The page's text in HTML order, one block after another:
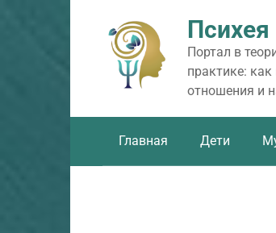
Психея
Портал в
практике:
отношения и
Главная Дети